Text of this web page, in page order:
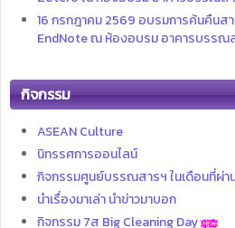
16 กรกฎาคม 2569 อบรมการค้นคืนส
EndNote ณ ห้องอบรม อาคารบรรณ
กิจกรรม
ASEAN Culture
นิทรรศการออนไลน์
กิจกรรมศูนย์บรรณสารฯ ในเดือนที่ผ่า
นำเรื่องมาเล่า นำข่าวมาบอก
กิจกรรม 7ส Big Cleaning Day